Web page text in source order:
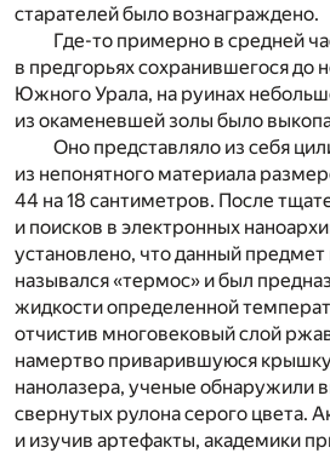
старателей было вознаграждено.
Где-то примерно в средней
в предгорьях сохранившегося до
Южного Урала, на руинах
из окаменевшей золы было
Оно представляло из себя
из непонятного материала
44 на 18 сантиметров. После
и поисков в электронных
установлено, что данный предмет
назывался «термос» и был
жидкости определенной
отчистив многовековый слой
намертво приварившуюся
нанолазера, ученые обнаружили
свернутых рулона серого цвета.
и изучив артефакты, академики